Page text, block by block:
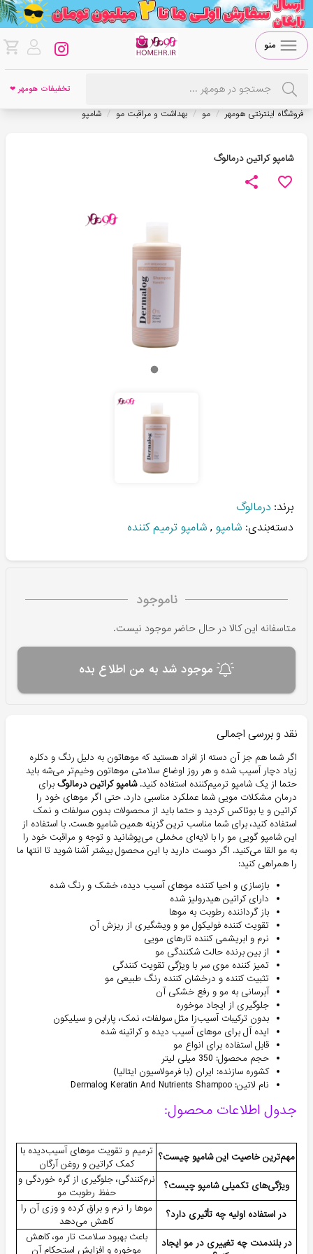
منو
تخفیفات هومهر ❤
فروشگاه اینترنتی هومهر / مو / بهداشت و مراقبت مو / شامپو
شامپو کراتین درمالوگ
برند: درمالوگ
دسته‌بندی: شامپو , شامپو ترمیم کننده
ناموجود
متاسفانه این کالا در حال حاضر موجود نیست.
موجود شد به من اطلاع بده
نقد و بررسی اجمالی
اگر شما هم جز آن دسته از افراد هستید که موهاتون به دلیل رنگ و دکلره
زیاد دچار آسیب شده و هر روز اوضاع سلامتی موهاتون وخیم‌تر می‌شه باید
حتما از یک شامپو ترمیم‌کننده استفاده کنید.شامپو کراتین درمالوگ برای
درمان مشکلات مویی شما عملکرد مناسبی دارد. حتی اگر موهای خود را
کراتین و یا بوتاکس کردید و حتما باید از محصولات بدون سولفات و نمک
استفاده کنید، برای شما مناسب ترین گزینه همین شامپو هست. با استفاده از
این شامپو گویی مو را با لایه‌ای مخملی می‌پوشانید و توجه و مراقبت خود را
به مو القا می‌کنید. اگر دوست دارید با این محصول بیشتر آشنا شوید تا انتها ما
را همراهی کنید:
باز‌سازی و احیا کننده موهای آسیب دیده، خشک و رنگ شده
دارای کراتین هیدرولیز شده
باز گرداننده رطوبت به موها
تقویت کننده فولیکول مو و ویشگیری از ریزش آن
نرم و ابریشمی کننده تارهای مویی
از بین برنده حالت شکنندگی مو
تمیز کننده موی سر با ویژگی تقویت کنندگی
تثبیت کننده و درخشان کننده رنگ طبیعی مو
آبرسانی به مو و رفع خشکی آن
جلوگیری از ایجاد موخوره
بدون ترکیبات آسیب‌زا مثل سولفات، نمک، پارابن و سیلیکون
ایده آل برای موهای آسیب دیده و کراتینه شده
قابل استفاده برای انواع مو
حجم محصول: 350 میلی لیتر
کشوره سازنده: ایران (با فرمولاسیون ایتالیا)
نام لاتین: Dermalog Keratin And Nutrients Shampoo
جدول اطلاعات محصول:
مهم‌ترین خاصیت این شامپو چیست؟ ترمیم و تقویت موهای آسیب‌دیده با
کمک کراتین و روغن آرگان
ویژگی‌های تکمیلی شامپو چیست؟
نرم‌کنندگی، جلوگیری از گره خوردگی و
حفظ رطوبت مو
در استفاده اولیه چه تأثیری دارد؟
موها را نرم و براق کرده و وزی آن را
کاهش می‌دهد
در بلندمدت چه تغییری در مو ایجاد
باعث بهبود سلامت تار مو، کاهش
موخوره و افزایش استحکام آن